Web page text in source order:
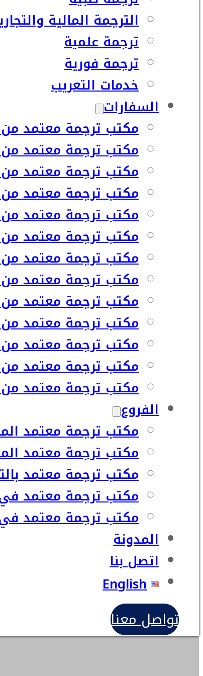
الترجمة المالية
ترجمة علمية
ترجمة فورية
خدمات التعريب
السفارات
مكتب ترجمة معتمد من
مكتب ترجمة معتمد من
مكتب ترجمة معتمد من
مكتب ترجمة معتمد من
مكتب ترجمة معتمد من
مكتب ترجمة معتمد من
مكتب ترجمة معتمد من
مكتب ترجمة معتمد من
مكتب ترجمة معتمد من
مكتب ترجمة معتمد من
مكتب ترجمة معتمد من
مكتب ترجمة معتمد من
مكتب ترجمة معتمد من
الفروع
مكتب ترجمة معتمد
مكتب ترجمة معتمد
مكتب ترجمة معتمد
مكتب ترجمة معتمد
مكتب ترجمة معتمد
المدونة
اتصل بنا
English
تواصل معنا